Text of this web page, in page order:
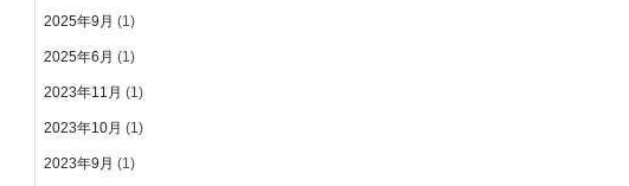
2025年9月 (1)
2025年6月 (1)
2023年11月 (1)
2023年10月 (1)
2023年9月 (1)